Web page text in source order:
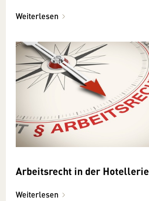
Weiterlesen
Arbeitsrecht in der Hotellerie
Weiterlesen